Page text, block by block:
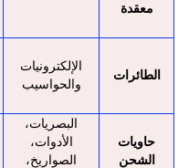
معقدة
الطائرات
الإلكترونيات
والحواسيب
حاويات
الشحن
البصريات،
الأدوات،
الصواريخ،